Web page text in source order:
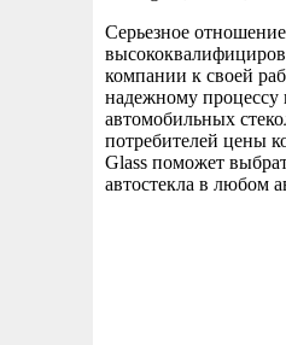
Серьезное отношение
компании к своей
надежному процессу
автомобильных
потребителей цены
Glass поможет
автостекла в любом